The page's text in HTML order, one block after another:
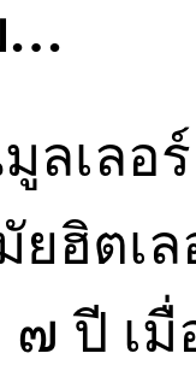
…
ลเลอ
ฮิตเ
ปี เ